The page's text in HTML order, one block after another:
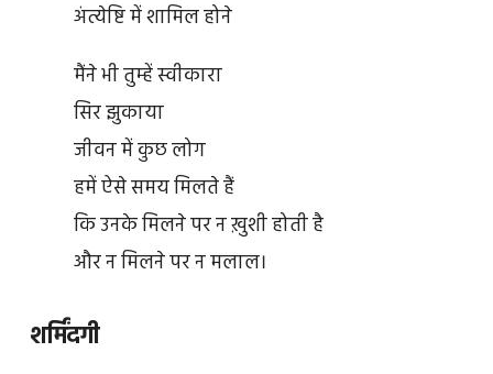
अंत्येष्टि में शामिल होने
मैंने भी तुम्हें स्वीकारा
सिर झुकाया
जीवन में कुछ लोग
हमें ऐसे समय मिलते हैं
कि उनके मिलने पर न ख़ुशी होती है
और न मिलने पर न मलाल।
शर्मिंदगी